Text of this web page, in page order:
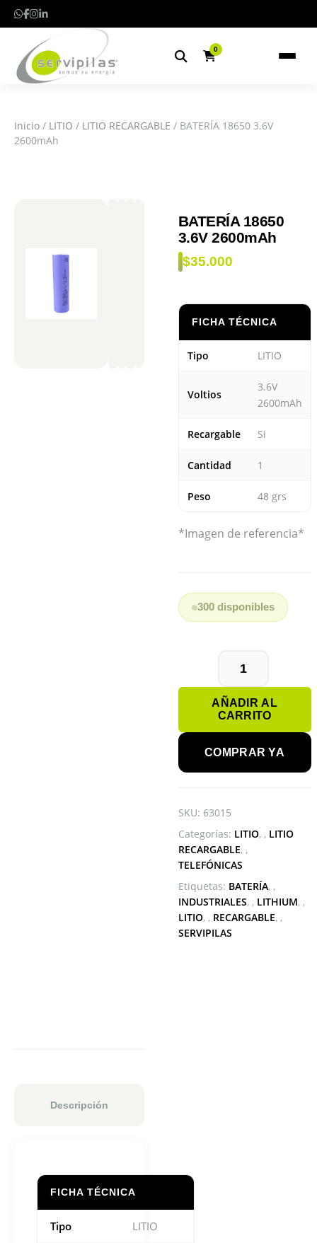
0
Inicio / LITIO / LITIO RECARGABLE / BATERÍA 18650 3.6V
2600mAh
BATERÍA 18650
3.6V 2600mAh
$35.000
FICHA TÉCNICA
Tipo LITIO
Voltios
3.6V
2600mAh
Recargable Si
Cantidad 1
Peso 48 grs
*Imagen de referencia*
300 disponibles
BATERÍA
18650
3.6V
2600mAh
cantidad
AÑADIR AL
CARRITO
COMPRAR YA
SKU: 63015
Categorías: LITIO , LITIO
RECARGABLE ,
TELEFÓNICAS
Etiquetas: BATERÍA ,
INDUSTRIALES , LITHIUM ,
LITIO , RECARGABLE ,
SERVIPILAS
Descripción
FICHA TÉCNICA
Tipo LITIO